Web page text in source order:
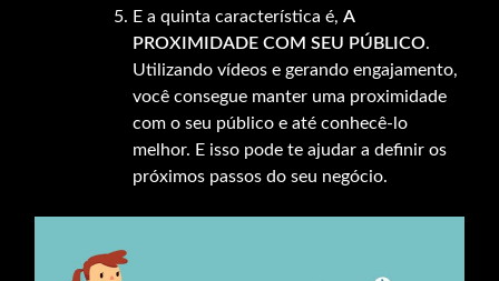
E a quinta característica é, A
PROXIMIDADE COM SEU PÚBLICO.
Utilizando vídeos e gerando engajamento,
você consegue manter uma proximidade
com o seu público e até conhecê-lo
melhor. E isso pode te ajudar a definir os
próximos passos do seu negócio.